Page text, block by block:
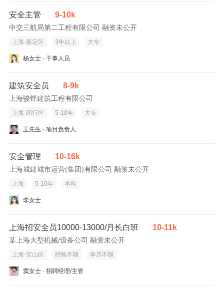
安全主管 9-10k
中交三航局第二工程有限公司 融资未公开
上海-嘉定区 3年以上 大专
杨女士 · 干事人员
建筑安全员 8-9k
上海骏铎建筑工程有限公司
上海-闵行区 5-10年 大专
王先生 · 项目负责人
安全管理 10-16k
上海城建城市运营(集团)有限公司 融资未公开
上海 5-10年 本科
李女士
上海招安全员10000-13000/月长白班 10-11k
某上海大型机械/设备公司 融资未公开
上海-宝山区 经验不限 学历不限
窦女士 · 招聘经理/主管